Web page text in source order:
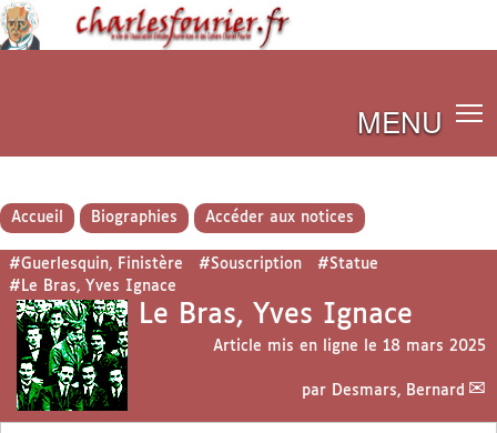
MENU
Accueil Biographies Accéder aux notices
#Guerlesquin, Finistère #Souscription
#Statue
#Le Bras, Yves Ignace
Le Bras, Yves Ignace
Article mis en ligne le 18 mars 2025
par Desmars, Bernard